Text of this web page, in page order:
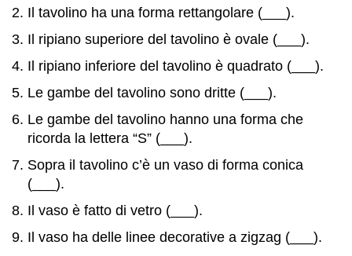
Il tavolino ha una forma rettangolare (___).
Il ripiano superiore del tavolino è ovale (___).
Il ripiano inferiore del tavolino è quadrato (___).
Le gambe del tavolino sono dritte (___).
Le gambe del tavolino hanno una forma che
ricorda la lettera “S” (___).
Sopra il tavolino c’è un vaso di forma conica
(___).
Il vaso è fatto di vetro (___).
Il vaso ha delle linee decorative a zigzag (___).